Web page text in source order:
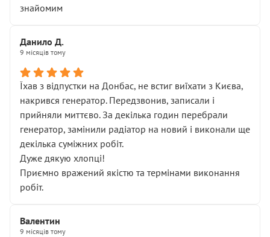
знайомим
Данило Д.
9 місяців тому
Їхав з відпустки на Донбас, не встиг виїхати з Києва,
накрився генератор. Передзвонив, записали і
прийняли миттєво. За декілька годин перебрали
генератор, замінили радіатор на новий і виконали ще
декілька суміжних робіт.
Дуже дякую хлопці!
Приємно вражений якістю та термінами виконання
робіт.
Валентин
9 місяців тому